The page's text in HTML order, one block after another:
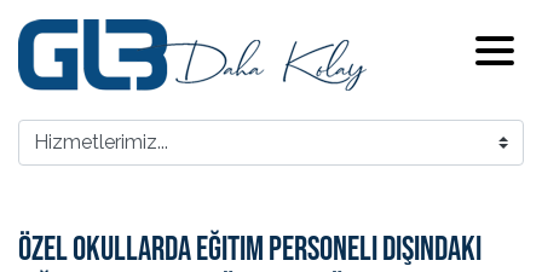
Özel Okullarda Eğitim Personeli Dışındaki